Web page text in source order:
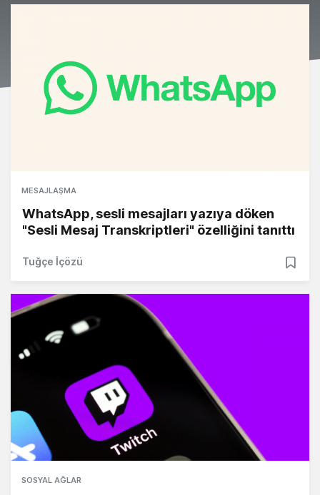
MESAJLAŞMA
WhatsApp, sesli mesajları yazıya döken
"Sesli Mesaj Transkriptleri" özelliğini tanıttı
Tuğçe İçözü
SOSYAL AĞLAR